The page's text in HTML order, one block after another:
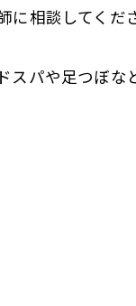
相談してくだ
パや足つぼ